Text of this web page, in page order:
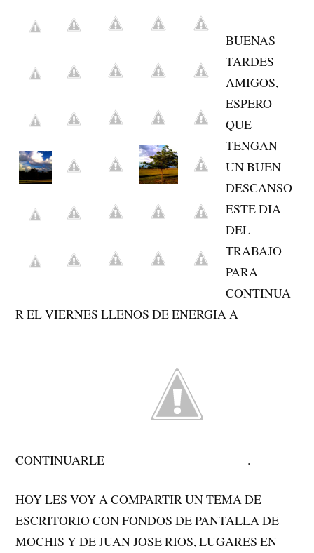
BUENAS
TARDES
AMIGOS,
ESPERO
QUE
TENGAN
UN BUEN
DESCANSO
ESTE DIA
DEL
TRABAJO
PARA
CONTINUA
R EL VIERNES LLENOS DE ENERGIA A
CONTINUARLE .
HOY LES VOY A COMPARTIR UN TEMA DE
ESCRITORIO CON FONDOS DE PANTALLA DE
MOCHIS Y DE JUAN JOSE RIOS, LUGARES EN